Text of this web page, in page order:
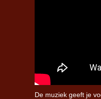
De muziek geeft je